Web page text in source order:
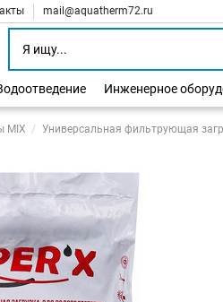
mail@aquatherm72.ru
Инженерное
MIX Универсальная фильтрующая